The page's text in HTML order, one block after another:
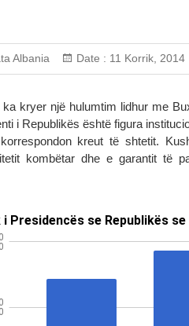
Albania Date : 11 Korrik, 2014
ka kryer një hulumtim lidhur me
i Republikës është figura
kreut të shtetit.
kombëtar dhe e garantit të